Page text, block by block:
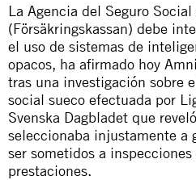
La Agencia del Seguro
(Försäkringskassan) debe
el uso de sistemas de
opacos, ha afirmado hoy
tras una investigación sobre
social sueco efectuada por
Svenska Dagbladet que
seleccionaba injustamente a
ser sometidos a
prestaciones.